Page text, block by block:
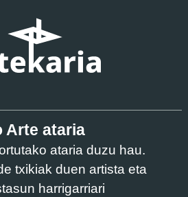
Arte ataria
ataria duzu hau.
txikiak duen artista eta
harrigarriari